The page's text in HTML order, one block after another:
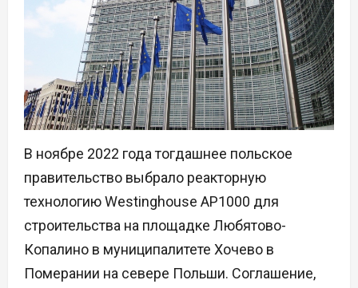
В ноябре 2022 года тогдашнее польское
правительство выбрало реакторную
технологию Westinghouse AP1000 для
строительства на площадке Любятово-
Копалино в муниципалитете Хочево в
Померании на севере Польши. Соглашение,